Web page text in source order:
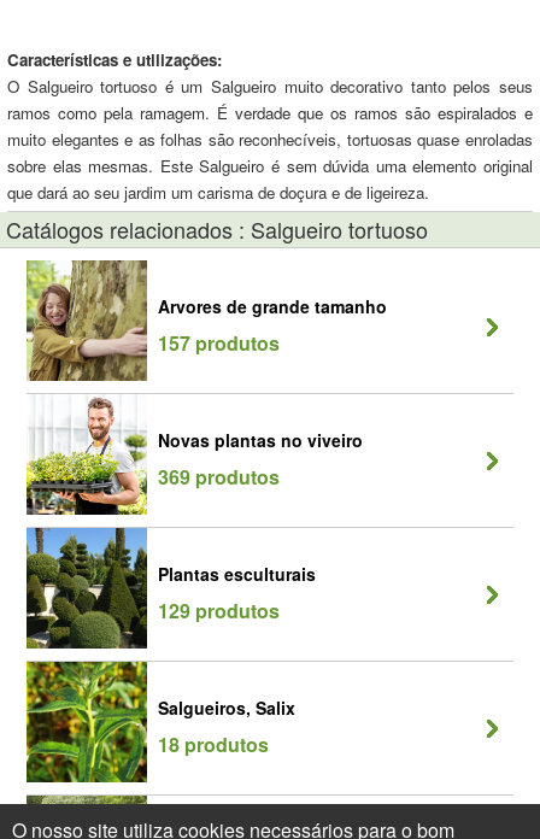
Características e utilizações:
O Salgueiro tortuoso é um Salgueiro muito decorativo tanto pelos seus
ramos como pela ramagem. É verdade que os ramos são espiralados e
muito elegantes e as folhas são reconhecíveis, tortuosas quase enroladas
sobre elas mesmas. Este Salgueiro é sem dúvida uma elemento original
que dará ao seu jardim um carisma de doçura e de ligeireza.
Catálogos relacionados : Salgueiro tortuoso
Arvores de grande tamanho
157 produtos
Novas plantas no viveiro
369 produtos
Plantas esculturais
129 produtos
Salgueiros, Salix
18 produtos
O nosso site utiliza cookies necessários para o bom